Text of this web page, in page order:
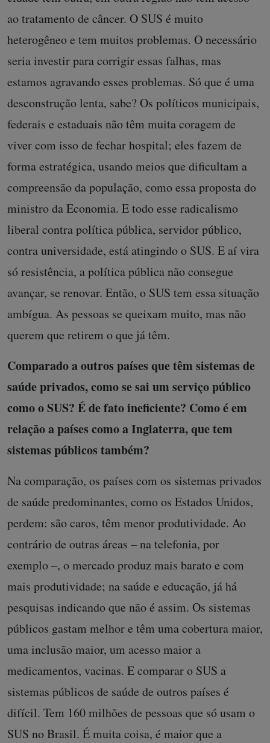
ao tratamento de câncer. O SUS é muito
heterogêneo e tem muitos problemas. O necessário
seria investir para corrigir essas falhas, mas
estamos agravando esses problemas. Só que é uma
desconstrução lenta, sabe? Os políticos municipais,
federais e estaduais não têm muita coragem de
viver com isso de fechar hospital; eles fazem de
forma estratégica, usando meios que dificultam a
compreensão da população, como essa proposta do
ministro da Economia. E todo esse radicalismo
liberal contra política pública, servidor público,
contra universidade, está atingindo o SUS. E aí vira
só resistência, a política pública não consegue
avançar, se renovar. Então, o SUS tem essa situação
ambígua. As pessoas se queixam muito, mas não
querem que retirem o que já têm.
Comparado a outros países que têm sistemas de
saúde privados, como se sai um serviço público
como o SUS? É de fato ineficiente? Como é em
relação a países como a Inglaterra, que tem
sistemas públicos também?
Na comparação, os países com os sistemas privados
de saúde predominantes, como os Estados Unidos,
perdem: são caros, têm menor produtividade. Ao
contrário de outras áreas – na telefonia, por
exemplo –, o mercado produz mais barato e com
mais produtividade; na saúde e educação, já há
pesquisas indicando que não é assim. Os sistemas
públicos gastam melhor e têm uma cobertura maior,
uma inclusão maior, um acesso maior a
medicamentos, vacinas. E comparar o SUS a
sistemas públicos de saúde de outros países é
difícil. Tem 160 milhões de pessoas que só usam o
SUS no Brasil. É muita coisa, é maior que a